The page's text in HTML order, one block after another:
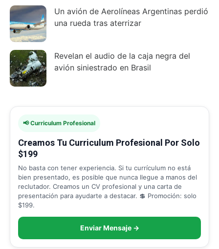
Un avión de Aerolíneas Argentinas perdió
una rueda tras aterrizar
Revelan el audio de la caja negra del
avión siniestrado en Brasil
📢 Curriculum Profesional
Creamos Tu Curriculum Profesional Por Solo
$199
No basta con tener experiencia. Si tu currículum no está
bien presentado, es posible que nunca llegue a manos del
reclutador. Creamos un CV profesional y una carta de
presentación para ayudarte a destacar. 💲 Promoción: solo
$199.
Enviar Mensaje →